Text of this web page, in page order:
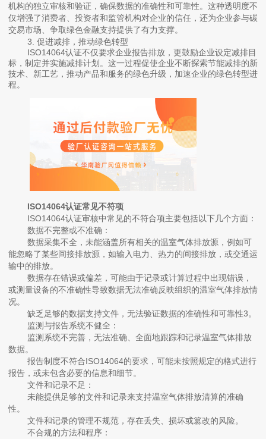
机构的独立审核和验证，确保数据的准确性和可靠性。这种透明度不
仅增强了消费者、投资者和监管机构对企业的信任，还为企业参与碳
交易市场、争取绿色金融支持提供了有力支撑。
3. 促进减排，推动绿色转型
ISO14064认证不仅要求企业报告排放，更鼓励企业设定减排目
标，制定并实施减排计划。这一过程促使企业不断探索节能减排的新
技术、新工艺，推动产品和服务的绿色升级，加速企业的绿色转型进
程。
ISO14064认证常见不符项
ISO14064认证审核中常见的不符合项主要包括以下几个方面：
‌数据不完整或不准确‌：
数据采集不全，未能涵盖所有相关的温室气体排放源，例如可
能忽略了某些间接排放源，如输入电力、热力的间接排放，或交通运
输中的排放‌。
数据存在错误或偏差，可能由于记录或计算过程中出现错误，
或测量设备的不准确性导致数据无法准确反映组织的温室气体排放情
况‌。
缺乏足够的数据支持文件，无法验证数据的准确性和可靠性‌3。
‌监测与报告系统不健全‌：
监测系统不完善，无法准确、全面地跟踪和记录温室气体排放
数据‌。
报告制度不符合ISO14064的要求，可能未按照规定的格式进行
报告，或未包含必要的信息和细节‌。
‌文件和记录不足‌：
未能提供足够的文件和记录来支持温室气体排放清算的准确
性‌。
文件和记录的管理不规范，存在丢失、损坏或篡改的风险‌。
‌不合规的方法和程序‌：